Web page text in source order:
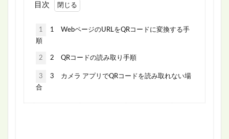
目次
1
1 WebページのURLをQRコードに変換する手
順
2 2 QRコードの読み取り手順
3
3 カメラ アプリでQRコードを読み取れない場
合